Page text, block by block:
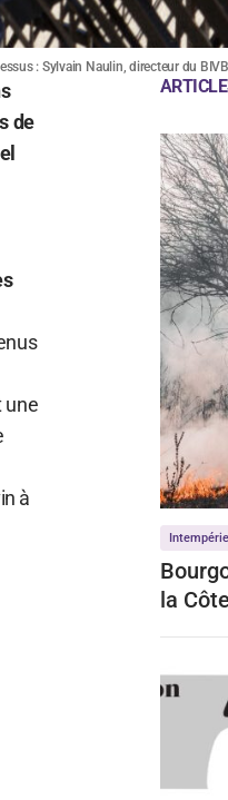
: Sylvain Naulin, directeur du
de
une
à
la